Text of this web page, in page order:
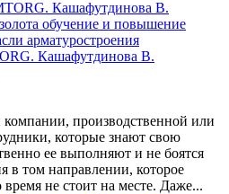
Кашафутдинова В.
производственной или
которые знают свою
ее выполняют и не боятся
в том направлении, которое
не стоит на месте. Даже...